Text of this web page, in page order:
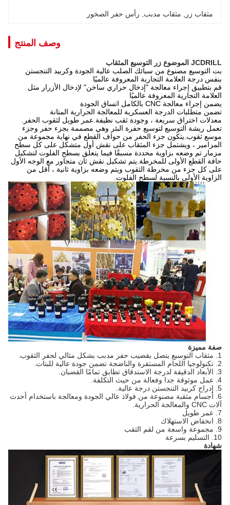
مثقاب زر , مثقاب مدبب, رأس حفر الصخور
وصف المنتج
JCDRILL الموضوع زر التوسيع المثقاب
بت التوسيع مصنوع من سبائك الصلب عالية الجودة وكربيد التنجستن
بنفس درجة العلامة التجارية المعروفة عالميًا
قم بتطبيق إجراء معالجة "إدخال حراري ساخن" لإدخال الأزرار مثل
العلامة التجارية المعروفة عالميًا
يضمن إجراء معالجة CNC بالكامل اتساق الجودة
تضمن متطلبات الدرجة العسكرية للمعالجة الحرارية المتانة
معدلات اختراق سريعة ، وجودة ثقب نظيفة.عمر طويل لثقوب الحفر.
تعمل ريشة التوسيع لتوسيع حفرة البئر وهي مصممة بجزء حفر وجزء
موسع ثقوب.يتكون جزء الحفر من حواف القطع في نهاية مجموعة من
المزامير ، ويشتمل جزء المثقاب على نقش أول متشكل على كل سطح
مزمار تم وضعه بزاوية محددة مسبقًا فيما يتعلق بسطح الفلوت لتشكيل
حافة القطع الأولى للمخرطة.يتم تشكيل نقش ثان متجاور مع الوجه الأول
على كل جزء من مخرطة الثقوب ويتم وضعه بزاوية ثانية ، أقل من
الزاوية الأولى بالنسبة لسطح الفلوت.
صفة مميزة
4. عمل موثوقة جدا وفعالة من حيث التكلفة.
5. إدراج كربيد التنجستن درجة عالية.
6. أجسام مثقبة مصنوعة من فولاذ عالي الجودة ومعالجة باستخدام أحدث
آلات CNC والمعالجة الحرارية.
10. التسليم بسرعة
شهادة